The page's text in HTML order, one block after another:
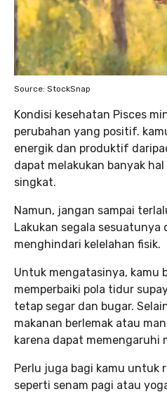
Source: StockSnap
Kondisi kesehatan Pisces
perubahan yang positif.
energik dan produktif
dapat melakukan banyak
singkat.
Namun, jangan sampai
Lakukan segala
menghindari kelelahan fisik.
Untuk mengatasinya, kamu
memperbaiki pola tidur
tetap segar dan bugar.
makanan berlemak atau
karena dapat memengaruhi
Perlu juga bagi kamu untuk
seperti senam pagi atau